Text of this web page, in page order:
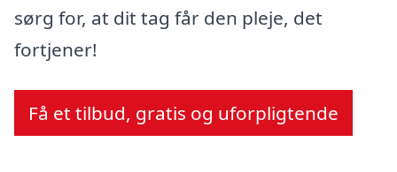
sørg for, at dit tag får den pleje, det
fortjener!
Få et tilbud, gratis og uforpligtende